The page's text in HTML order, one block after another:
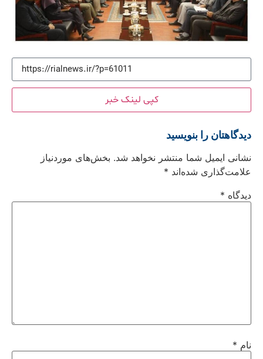
کپی لینک خبر
دیدگاهتان را بنویسید
نشانی ایمیل شما منتشر نخواهد شد. بخش‌های موردنیاز
علامت‌گذاری شده‌اند *
دیدگاه *
نام *